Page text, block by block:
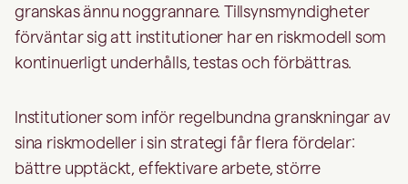
granskas ännu noggrannare. Tillsynsmyndigheter
förväntar sig att institutioner har en riskmodell som
kontinuerligt underhålls, testas och förbättras.
Institutioner som inför regelbundna granskningar av
sina riskmodeller i sin strategi får flera fördelar:
bättre upptäckt, effektivare arbete, större